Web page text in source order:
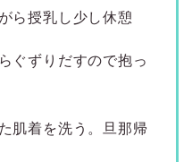
ら授乳し少し休憩
ぐずりだすので抱っ
肌着を洗う。旦那帰